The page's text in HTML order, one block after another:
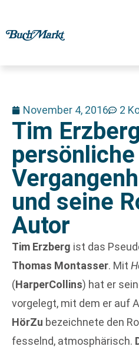
November 4, 2016 2
Tim
persönliche
und seine
Autor
Tim Erzberg ist das
Thomas Montasser. Mit
(HarperCollins) hat er
vorgelegt, mit dem er auf
HörZu bezeichnete den
fesselnd, atmosphärisch.